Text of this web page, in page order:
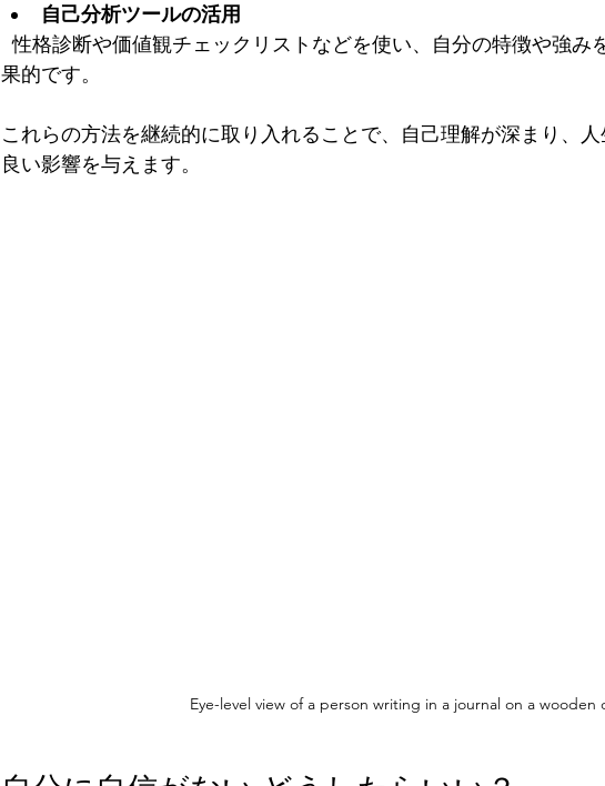
自己分析ツールの活用
  性格診断や価値観チェックリストなどを使い、自分の特徴や強みを客観的に知ることも効
果的です。
これらの方法を継続的に取り入れることで、自己理解が深まり、
良い影響を与えます。
Eye-level view of a person writing in a journal on a wooden